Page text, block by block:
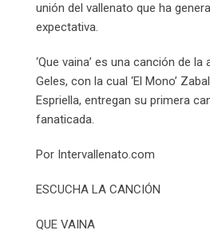
unión del vallenato que ha
expectativa.
‘Que vaina’ es una canción de
Geles, con la cual ‘El Mono’
Espriella, entregan su primera
fanaticada.
Por Intervallenato.com
ESCUCHA LA CANCIÓN
QUE VAINA